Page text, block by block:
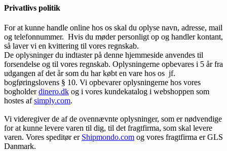
Privatlivs politik
For at kunne handle online hos os skal du oplyse navn, adresse, mail
og telefonnummer. Hvis du møder personligt op og handler kontant,
så laver vi en kvittering til vores regnskab.
De oplysninger du indtaster på denne hjemmeside anvendes til
forsendelse og til vores regnskab. Oplysningerne opbevares i 5 år fra
udgangen af det år som du har købt en vare hos os jf.
bogføringslovens § 10. Vi opbevarer oplysningerne hos vores
bogholderdinero.dk og i vores kundekatalog i webshoppen som
hostes afsimply.com.
Vi videregiver de af de ovennævnte oplysninger, som er nødvendige
for at kunne levere varen til dig, til det fragtfirma, som skal levere
varen. Vores speditør er Shipmondo.com og vores fragtfirma er GLS
Danmark.